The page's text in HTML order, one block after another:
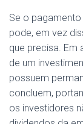
Se o
pode, em vez
que precisa.
de um
possuem
concluem,
os investidores